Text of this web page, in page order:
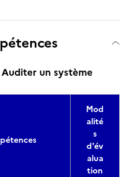
Auditer un système
Mod
alité
s
d'év
alua
tion